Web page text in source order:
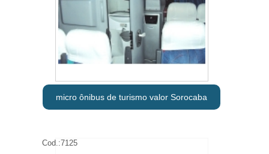
micro ônibus de turismo valor Sorocaba
Cod.:7125